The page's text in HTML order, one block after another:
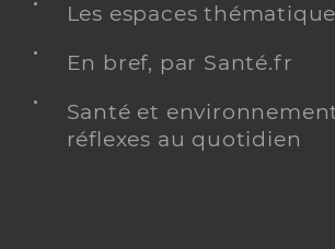
Les espaces
En bref, par Santé.fr
Santé et
réflexes au quotidien